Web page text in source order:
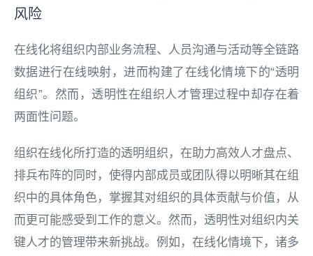
风险
在线化将组织内部业务流程、人员沟通与活动等全链路
数据进行在线映射，进而构建了在线化情境下的“透明
组织”。然而，透明性在组织人才管理过程中却存在着
两面性问题。
组织在线化所打造的透明组织，在助力高效人才盘点、
排兵布阵的同时，使得内部成员或团队得以明晰其在组
织中的具体角色，掌握其对组织的具体贡献与价值，从
而更可能感受到工作的意义。然而，透明性对组织内关
键人才的管理带来新挑战。例如，在线化情境下，诸多